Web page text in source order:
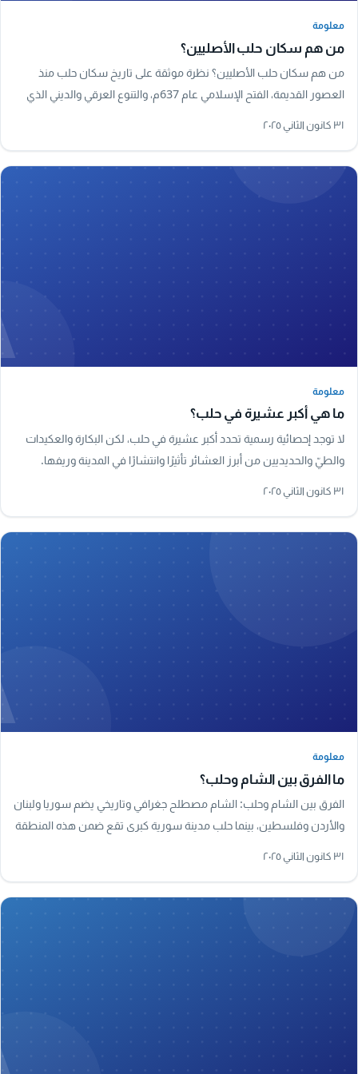
معلومة
من هم سكان حلب الأصليين؟
من هم سكان حلب الأصليين؟ نظرة موثقة على تاريخ سكان حلب منذ
العصور القديمة، الفتح الإسلامي عام 637م، والتنوع العرقي والديني الذي
٣١ كانون الثاني ٢٠٢٥
معلومة
ما هي أكبر عشيرة في حلب؟
لا توجد إحصائية رسمية تحدد أكبر عشيرة في حلب، لكن البكارة والعكيدات
والطيّ والحديديين من أبرز العشائر تأثيرًا وانتشارًا في المدينة وريفها.
٣١ كانون الثاني ٢٠٢٥
معلومة
ما الفرق بين الشام وحلب؟
الفرق بين الشام وحلب: الشام مصطلح جغرافي وتاريخي يضم سوريا ولبنان
والأردن وفلسطين، بينما حلب مدينة سورية كبرى تقع ضمن هذه المنطقة
٣١ كانون الثاني ٢٠٢٥